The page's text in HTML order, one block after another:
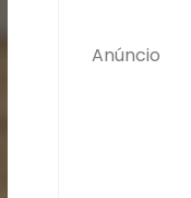
Anúncio